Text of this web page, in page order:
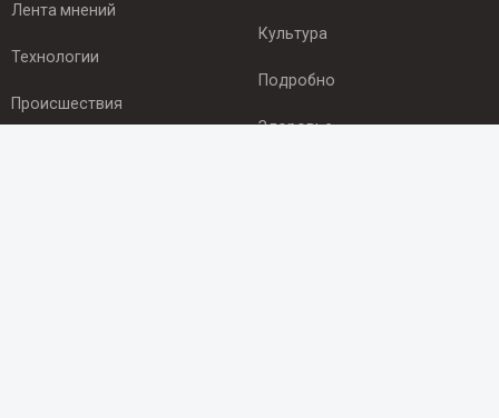
Лента мнений
Технологии
Происшествия
Культура
Подробно
Здоровье